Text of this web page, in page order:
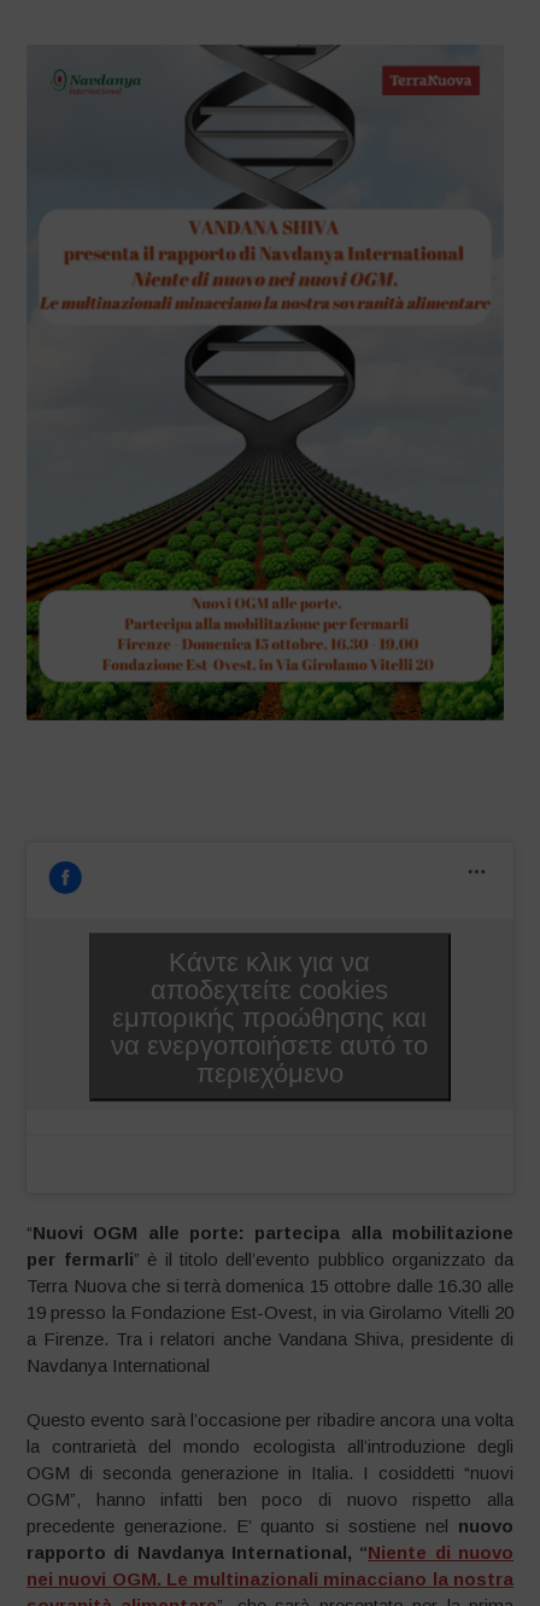
Κάντε κλικ για να
αποδεχτείτε cookies
εμπορικής προώθησης και
να ενεργοποιήσετε αυτό το
περιεχόμενο
“Nuovi OGM alle porte: partecipa alla mobilitazione
per fermarli” è il titolo dell’evento pubblico organizzato da
Terra Nuova che si terrà domenica 15 ottobre dalle 16.30 alle
19 presso la Fondazione Est-Ovest, in via Girolamo Vitelli 20
a Firenze. Tra i relatori anche Vandana Shiva, presidente di
Navdanya International
Questo evento sarà l’occasione per ribadire ancora una volta
la contrarietà del mondo ecologista all’introduzione degli
OGM di seconda generazione in Italia. I cosiddetti “nuovi
OGM”, hanno infatti ben poco di nuovo rispetto alla
precedente generazione. E’ quanto si sostiene nel nuovo
rapporto di Navdanya International, “Niente di nuovo
nei nuovi OGM. Le multinazionali minacciano la nostra